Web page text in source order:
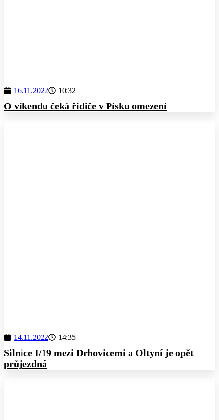
16.11.2022 10:32
O víkendu čeká řidiče v Písku omezení
14.11.2022 14:35
Silnice I/19 mezi Drhovicemi a Oltyní je opět
průjezdná